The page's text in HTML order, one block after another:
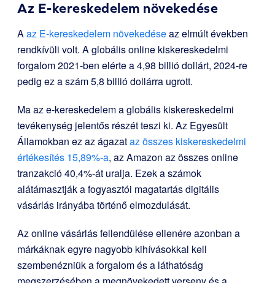
Az E-kereskedelem növekedése
Aaz E-kereskedelem növekedéseaz elmúlt években
rendkívüli volt. A globális online kiskereskedelmi
forgalom 2021-ben elérte a 4,98 billió dollárt, 2024-re
pedig ez a szám 5,8 billió dollárra ugrott.
Ma az e-kereskedelem a globális kiskereskedelmi
tevékenység jelentős részét teszi ki. Az Egyesült
Államokban ez az ágazataz összes kiskereskedelmi
értékesítés 15,89%-a, az Amazon az összes online
tranzakció 40,4%-át uralja. Ezek a számok
alátámasztják a fogyasztói magatartás digitális
vásárlás irányába történő elmozdulását.
Az online vásárlás fellendülése ellenére azonban a
márkáknak egyre nagyobb kihívásokkal kell
szembenézniük a forgalom és a láthatóság